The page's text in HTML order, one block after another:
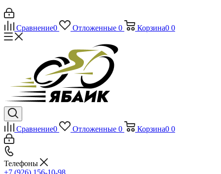
Сравнение0 Отложенные 0 Корзина0 0
Сравнение0 Отложенные 0 Корзина0 0
Телефоны
+7 (926) 156-10-98